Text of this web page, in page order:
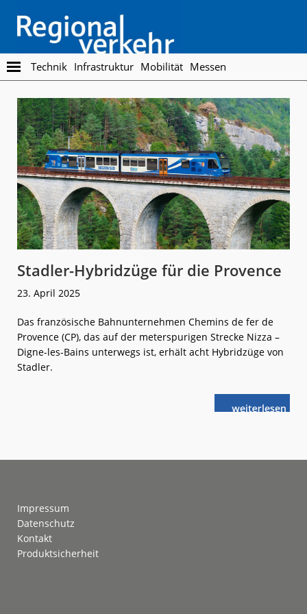
main
content
footer
Regionalverkehr
Die
Fachzeitschrift
den
Öffentlichen
Personennahverkehr
Technik Infrastruktur Mobilität Messen
Stadler-Hybridzüge für die Provence
23. April 2025
Das französische Bahnunternehmen Chemins de fer de
Provence (CP), das auf der meterspurigen Strecke Nizza –
Digne-les-Bains unterwegs ist, erhält acht Hybridzüge von
Stadler.
weiterlese
nStadler-
Impressum
Datenschutz
Kontakt
Produktsicherheit